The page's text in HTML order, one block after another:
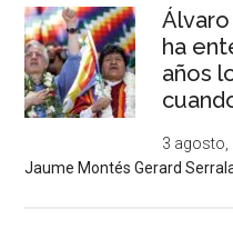
Álvaro
ha
años
3 agosto,
Jaume Montés Gerard